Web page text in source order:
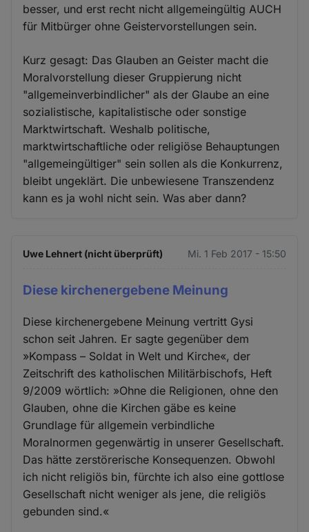
besser, und erst recht nicht allgemeingültig AUCH
für Mitbürger ohne Geistervorstellungen sein.
Kurz gesagt: Das Glauben an Geister macht die
Moralvorstellung dieser Gruppierung nicht
"allgemeinverbindlicher" als der Glaube an eine
sozialistische, kapitalistische oder sonstige
Marktwirtschaft. Weshalb politische,
marktwirtschaftliche oder religiöse Behauptungen
"allgemeingültiger" sein sollen als die Konkurrenz,
bleibt ungeklärt. Die unbewiesene Transzendenz
kann es ja wohl nicht sein. Was aber dann?
Uwe Lehnert (nicht überprüft) Mi. 1 Feb 2017 - 15:50
Diese kirchenergebene Meinung
Diese kirchenergebene Meinung vertritt Gysi
schon seit Jahren. Er sagte gegenüber dem
»Kompass – Soldat in Welt und Kirche«, der
Zeitschrift des katholischen Militärbischofs, Heft
9/2009 wörtlich: »Ohne die Religionen, ohne den
Glauben, ohne die Kirchen gäbe es keine
Grundlage für allgemein verbindliche
Moralnormen gegenwärtig in unserer Gesellschaft.
Das hätte zerstörerische Konsequenzen. Obwohl
ich nicht religiös bin, fürchte ich also eine gottlose
Gesellschaft nicht weniger als jene, die religiös
gebunden sind.«